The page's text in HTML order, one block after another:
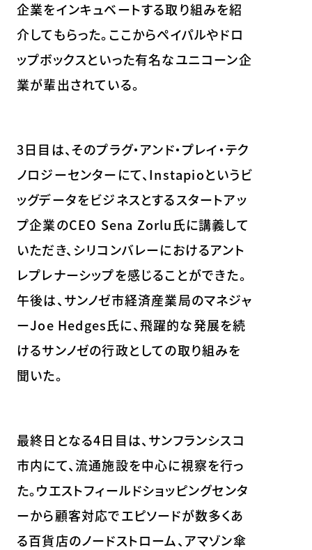
企業をインキュベートする取り組みを紹
介してもらった。ここからペイパルやドロ
ップボックスといった有名なユニコーン企
業が輩出されている。
3日目は、そのプラグ・アンド・プレイ・テク
ノロジーセンターにて、Instapioというビ
ッグデータをビジネスとするスタートアッ
プ企業のCEO Sena Zorlu氏に講義して
いただき、シリコンバレーにおけるアント
レプレナーシップを感じることができた。
午後は、サンノゼ市経済産業局のマネジャ
ーJoe Hedges氏に、飛躍的な発展を続
けるサンノゼの行政としての取り組みを
聞いた。
最終日となる4日目は、サンフランシスコ
市内にて、流通施設を中心に視察を行っ
た。ウエストフィールドショッピングセンタ
ーから顧客対応でエピソードが数多くあ
る百貨店のノードストローム、アマゾン傘